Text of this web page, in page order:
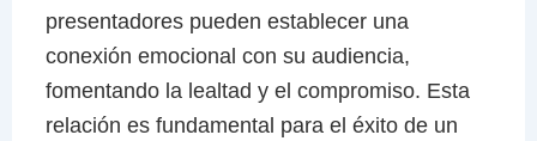
presentadores pueden establecer una
conexión emocional con su audiencia,
fomentando la lealtad y el compromiso. Esta
relación es fundamental para el éxito de un